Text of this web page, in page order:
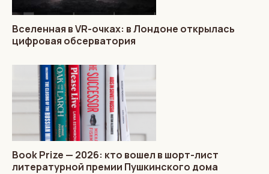
Вселенная в VR-очках: в Лондоне открылась
цифровая обсерватория
Book Prize — 2026: кто вошел в шорт-лист
литературной премии Пушкинского дома